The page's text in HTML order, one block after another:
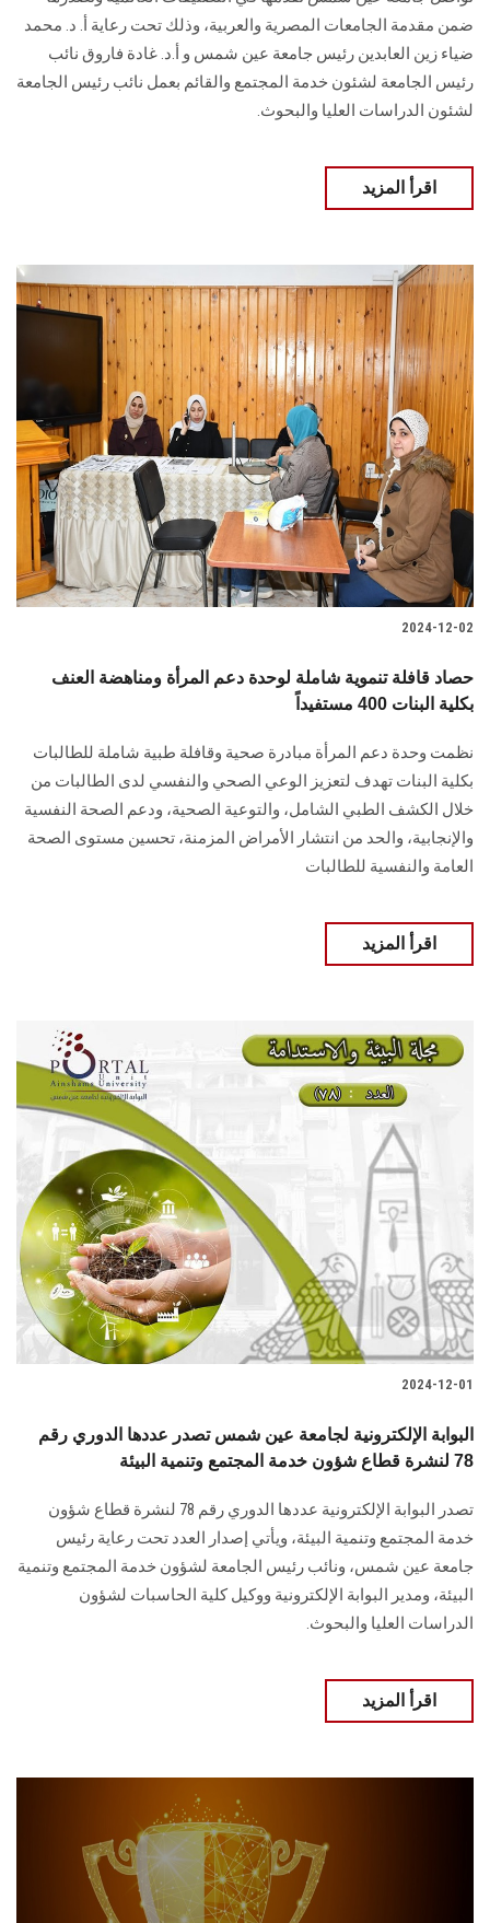
ضمن مقدمة الجامعات المصرية والعربية، وذلك تحت رعاية أ. د. محمد
ضياء زين العابدين رئيس جامعة عين شمس و أ.د. غادة فاروق نائب
رئيس الجامعة لشئون خدمة المجتمع والقائم بعمل نائب رئيس الجامعة
لشئون الدراسات العليا والبحوث.
اقرأ المزيد
2024-12-02
حصاد قافلة تنموية شاملة لوحدة دعم المرأة ومناهضة العنف
بكلية البنات 400 مستفيداً
نظمت وحدة دعم المرأة مبادرة صحية وقافلة طبية شاملة للطالبات
بكلية البنات ‏تهدف لتعزيز الوعي الصحي والنفسي لدى الطالبات من
خلال الكشف الطبي الشامل، والتوعية ‏الصحية، ودعم الصحة النفسية
والإنجابية، والحد من انتشار الأمراض المزمنة، تحسين مستوى ‏الصحة
العامة والنفسية للطالبات ‎
اقرأ المزيد
2024-12-01
البوابة الإلكترونية لجامعة عين شمس تصدر عددها الدوري رقم
78 لنشرة قطاع شؤون خدمة المجتمع وتنمية البيئة
تصدر البوابة الإلكترونية عددها الدوري رقم 78 لنشرة قطاع شؤون
خدمة ‏المجتمع وتنمية البيئة‎، ويأتي إصدار العدد تحت رعاية رئيس
جامعة عين شمس، ونائب رئيس الجامعة لشؤون خدمة المجتمع وتنمية
البيئة، و‏مدير البوابة الإلكترونية ووكيل كلية الحاسبات لشؤون
الدراسات العليا ‏والبحوث‎.‎
اقرأ المزيد